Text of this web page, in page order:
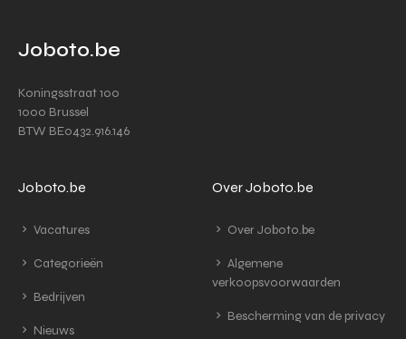
Joboto.be
Koningsstraat 100
1000 Brussel
BTW BE0432.916.146
Joboto.be
Vacatures
Categorieën
Bedrijven
Nieuws
Over Joboto.be
Over Joboto.be
Algemene
verkoopsvoorwaarden
Bescherming van de privacy